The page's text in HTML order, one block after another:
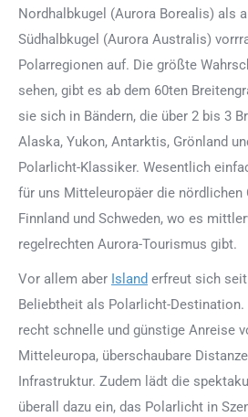
Nordhalbkugel (Aurora Borealis) als
Südhalbkugel (Aurora Australis)
Polarregionen auf. Die größte
sehen, gibt es ab dem 60ten
sie sich in Bändern, die über 2 bis 3
Alaska, Yukon, Antarktis, Grönland
Polarlicht-Klassiker. Wesentlich
für uns Mitteleuropäer die nördlichen
Finnland und Schweden, wo es
regelrechten Aurora-Tourismus gibt.
Vor allem aber Island erfreut sich
Beliebtheit als Polarlicht-Destination.
recht schnelle und günstige Anreise
Mitteleuropa, überschaubare
Infrastruktur. Zudem lädt die
überall dazu ein, das Polarlicht in